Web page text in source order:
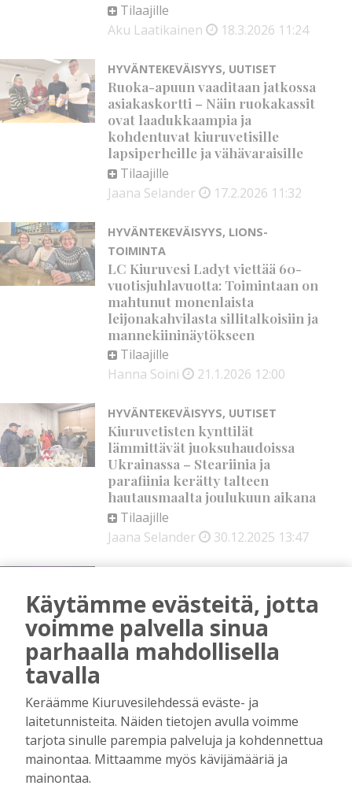
Tilaajille
Aku Laatikainen
18.3.2026 11:24
HYVÄNTEKEVÄISYYS, UUTISET
Ruoka-apuun vaaditaan jatkossa
asiakaskortti – Näin ruokakassit
ovat laadukkaampia ja
kohdentuvat kiuruvetisille
lapsiperheille ja vähävaraisille
Tilaajille
Jaana Selander
17.2.2026 11:32
HYVÄNTEKEVÄISYYS, LIONS-
TOIMINTA
LC Kiuruvesi Ladyt viettää 60-
vuotisjuhlavuotta: Toimintaan on
mahtunut monenlaista
leijonakahvilasta sillitalkoisiin ja
mannekiininäytökseen
Tilaajille
Hanna Soini
21.1.2026 12:00
HYVÄNTEKEVÄISYYS, UUTISET
Kiuruvetisten kynttilät
lämmittävät juoksuhaudoissa
Ukrainassa – Steariinia ja
parafiinia kerätty talteen
hautausmaalta joulukuun aikana
Tilaajille
Jaana Selander
30.12.2025 13:47
KAMPPAILULAJIT
Turpaanvetotalakoilta 1 500 euroa
lahjakortteina vähävaraisille
perheille
Tilaajille
HYVÄNTEKEVÄISYYS,
KANSALAISOPISTO
Ihmiset antoivat valtavasti
Käytämme evästeitä, jotta
voimme palvella sinua
parhaalla mahdollisella
tavalla
Keräämme Kiuruvesilehdessä eväste- ja
laitetunnisteita. Näiden tietojen avulla voimme
tarjota sinulle parempia palveluja ja kohdennettua
mainontaa. Mittaamme myös kävijämääriä ja
mainontaa.